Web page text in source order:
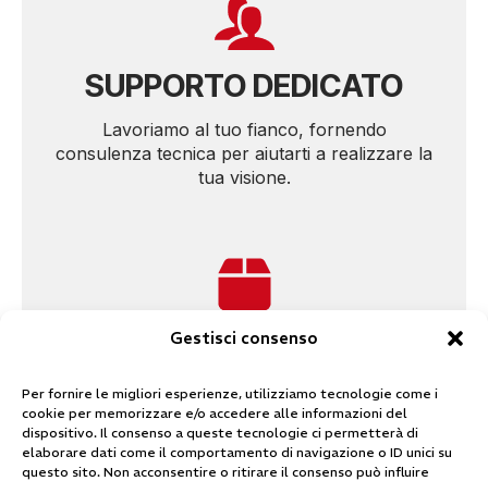
Gestisci consenso
Per fornire le migliori esperienze, utilizziamo tecnologie come i
cookie per memorizzare e/o accedere alle informazioni del
dispositivo. Il consenso a queste tecnologie ci permetterà di
elaborare dati come il comportamento di navigazione o ID unici su
questo sito. Non acconsentire o ritirare il consenso può influire
SUPPORTO DEDICATO
Lavoriamo al tuo fianco, fornendo
consulenza tecnica per aiutarti a realizzare la
tua visione.
LOGISTICA
SEMPLIFICATA
Gestiremo noi tutta la fase di consegna, per
garantirti un’esperienza senza intoppi.